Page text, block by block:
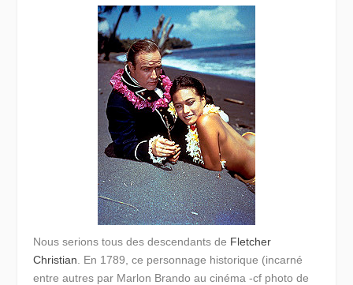
Nous serions tous des descendants de Fletcher
Christian . En 1789, ce personnage historique (incarné
entre autres par Marlon Brando au cinéma -cf photo de